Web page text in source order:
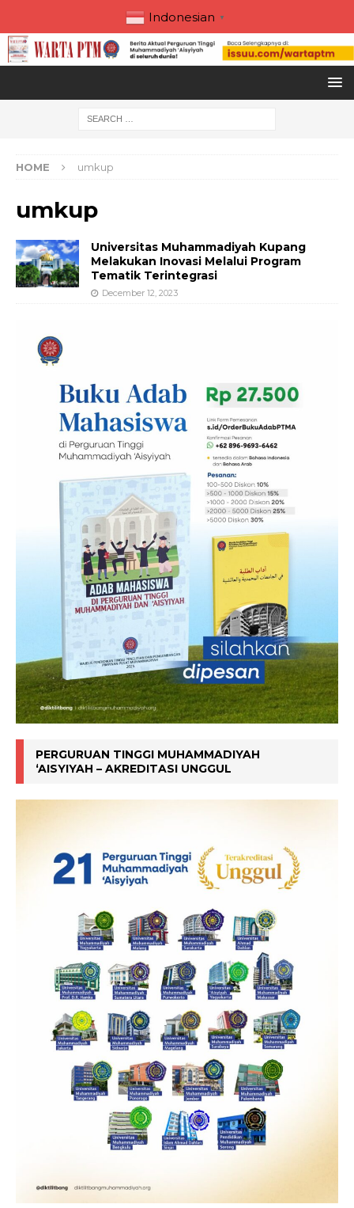
Indonesian ▼
HOME umkup
umkup
Universitas Muhammadiyah Kupang
Melakukan Inovasi Melalui Program
Tematik Terintegrasi
December 12, 2023
PERGURUAN TINGGI MUHAMMADIYAH
‘AISYIYAH – AKREDITASI UNGGUL